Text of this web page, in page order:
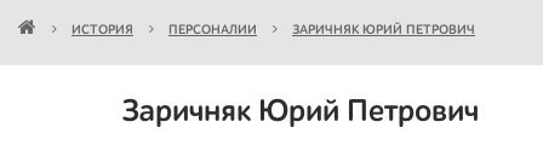
ИСТОРИЯ ПЕРСОНАЛИИ ЗАРИЧНЯК ЮРИЙ ПЕТРОВИЧ
Заричняк Юрий Петрович